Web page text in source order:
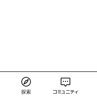
探索 コミュニティ